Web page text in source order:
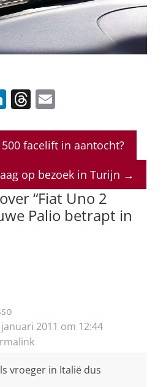
Li
k
e
dI
n
T
re
a
d
s
ai
l
500 facelift in aantocht?
op bezoek in Turijn →
“Fiat Uno 2
Palio betrapt in
2011 om 12:44
vroeger in Italië dus